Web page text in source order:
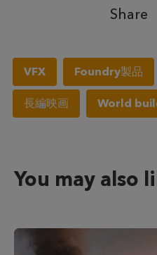
Share
VFX Foundry製品
長編映画 World
You may also